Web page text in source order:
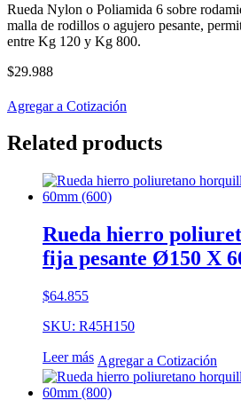
Rueda Nylon o Poliamida 6 sobre
malla de rodillos o agujero pesante,
entre Kg 120 y Kg 800.
$29.988
Agregar a Cotización
Related products
Rueda hierro
fija pesante Ø150 X
$64.855
SKU: R45H150
Leer más Agregar a Cotización